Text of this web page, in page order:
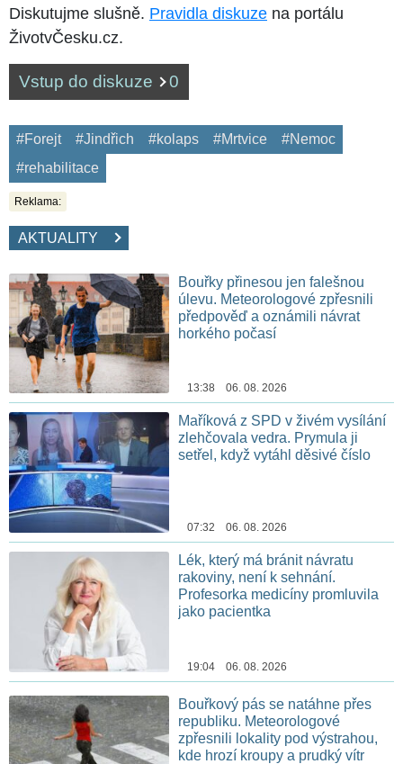
Diskutujme slušně. Pravidla diskuze na portálu
ŽivotvČesku.cz.
Vstup do diskuze 0
#Forejt #Jindřich #kolaps #Mrtvice
#Nemoc
#rehabilitace
Reklama:
AKTUALITY
Bouřky přinesou jen falešnou
úlevu. Meteorologové zpřesnili
předpověď a oznámili návrat
horkého počasí
13:38 06. 08. 2026
Maříková z SPD v živém vysílání
zlehčovala vedra. Prymula ji
setřel, když vytáhl děsivé číslo
07:32 06. 08. 2026
Lék, který má bránit návratu
rakoviny, není k sehnání.
Profesorka medicíny promluvila
jako pacientka
19:04 06. 08. 2026
Bouřkový pás se natáhne přes
republiku. Meteorologové
zpřesnili lokality pod výstrahou,
kde hrozí kroupy a prudký vítr